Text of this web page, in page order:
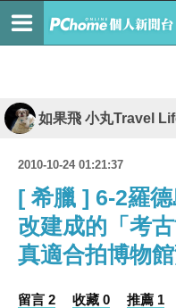
如果飛 小丸Travel
2010-10-24 01:21:37
[ 希臘 ] 6-2羅
改建成的「考
真適合拍博物
留言 2 收藏 0 推薦 1